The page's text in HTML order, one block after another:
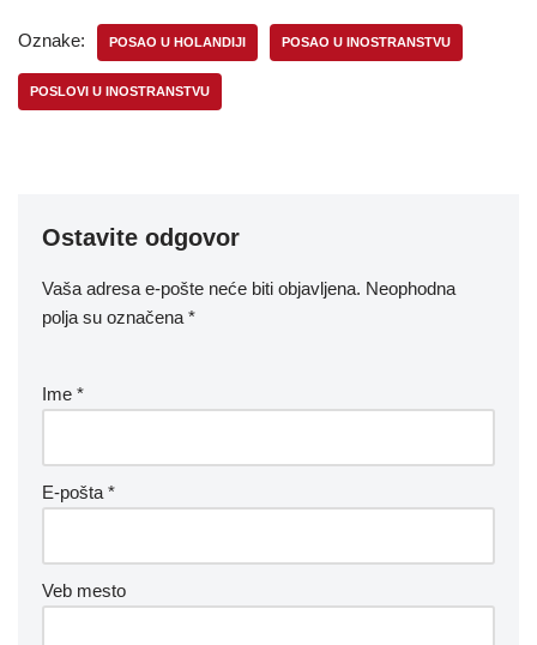
Oznake: POSAO U HOLANDIJI POSAO U INOSTRANSTVU
POSLOVI U INOSTRANSTVU
Ostavite odgovor
Vaša adresa e-pošte neće biti objavljena. Neophodna
polja su označena *
Ime *
E-pošta *
Veb mesto